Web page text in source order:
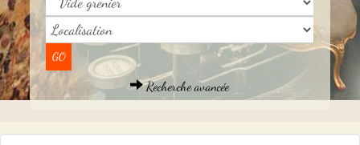
Recherche avancée